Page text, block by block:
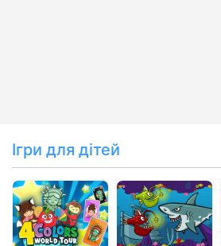
Ігри для дітей